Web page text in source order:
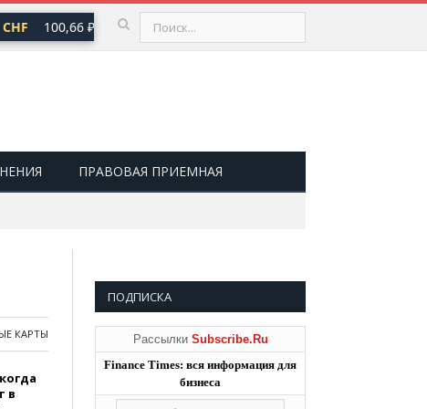
100,66 ₽ ▲ 0,73 USD 81,41 ₽
ПРАВОВАЯ ПРИЕМНАЯ
КАРТЫ
в
ПОДПИСКА
Рассылки Subscribe.Ru
Finance Times: вся информация для
бизнеса